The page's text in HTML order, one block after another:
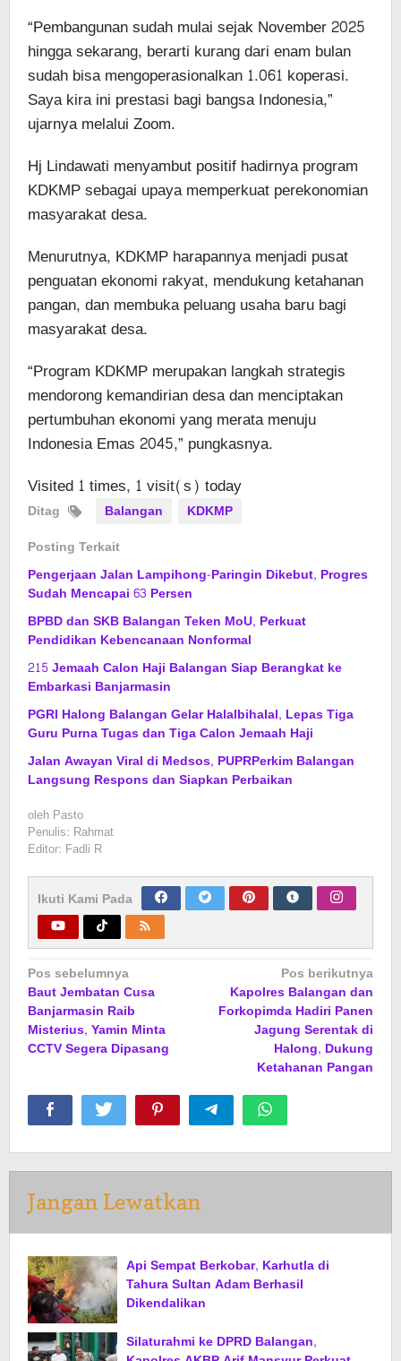
“Pembangunan sudah mulai sejak November 2025
hingga sekarang, berarti kurang dari enam bulan
sudah bisa mengoperasionalkan 1.061 koperasi.
Saya kira ini prestasi bagi bangsa Indonesia,”
ujarnya melalui Zoom.
Hj Lindawati menyambut positif hadirnya program
KDKMP sebagai upaya memperkuat perekonomian
masyarakat desa.
Menurutnya, KDKMP harapannya menjadi pusat
penguatan ekonomi rakyat, mendukung ketahanan
pangan, dan membuka peluang usaha baru bagi
masyarakat desa.
“Program KDKMP merupakan langkah strategis
mendorong kemandirian desa dan menciptakan
pertumbuhan ekonomi yang merata menuju
Indonesia Emas 2045,” pungkasnya.
Visited 1 times, 1 visit(s) today
Ditag Balangan
KDKMP
Posting Terkait
Pengerjaan Jalan Lampihong-Paringin Dikebut, Progres
Sudah Mencapai 63 Persen
BPBD dan SKB Balangan Teken MoU, Perkuat
Pendidikan Kebencanaan Nonformal
215 Jemaah Calon Haji Balangan Siap Berangkat ke
Embarkasi Banjarmasin
PGRI Halong Balangan Gelar Halalbihalal, Lepas Tiga
Guru Purna Tugas dan Tiga Calon Jemaah Haji
Jalan Awayan Viral di Medsos, PUPRPerkim Balangan
Langsung Respons dan Siapkan Perbaikan
oleh Pasto
Penulis: Rahmat
Editor: Fadli R
Ikuti Kami Pada
Navigasi
pos
Pos sebelumnya
Baut Jembatan Cusa
Banjarmasin Raib
Misterius, Yamin Minta
CCTV Segera Dipasang
Pos berikutnya
Kapolres Balangan dan
Forkopimda Hadiri Panen
Jagung Serentak di
Halong, Dukung
Ketahanan Pangan
Jangan Lewatkan
Api Sempat Berkobar, Karhutla di
Tahura Sultan Adam Berhasil
Dikendalikan
Silaturahmi ke DPRD Balangan,